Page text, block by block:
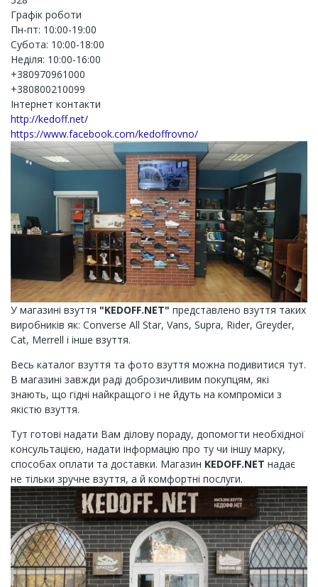
Графік роботи
Пн-пт: 10:00-19:00
Субота: 10:00-18:00
Неділя: 10:00-16:00
+380970961000
+380800210099
Інтернет контакти
http://kedoff.net/
https://www.facebook.com/kedoffrovno/
У магазині взуття "KEDOFF.NET" представлено ​​взуття таких
виробників як: Converse All Star, Vans, Supra, Rider, Greyder,
Cat, Merrell і інше взуття.
Весь каталог взуття та фото взуття можна подивитися тут.
В магазині завжди раді доброзичливим покупцям, які
знають, що гідні найкращого і не йдуть на компроміси з
якістю взуття.
Тут готові надати Вам ділову пораду, допомогти необхідної
консультацією, надати інформацію про ту чи іншу марку,
способах оплати та доставки. Магазин KEDOFF.NET надає
не тільки зручне взуття, а й комфортні послуги.